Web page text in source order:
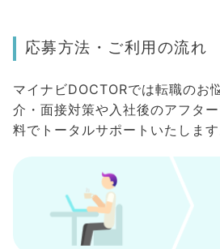
応募方法・ご利用の流れ
マイナビDOCTORでは転職のお
介・面接対策や入社後のアフタ
料でトータルサポートいたします